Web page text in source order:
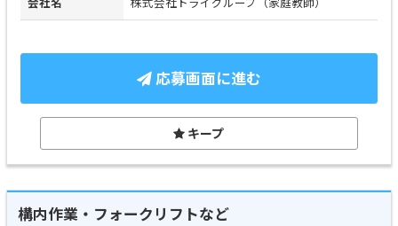
応募画面に進む
キープ
構内作業・フォークリフトなど